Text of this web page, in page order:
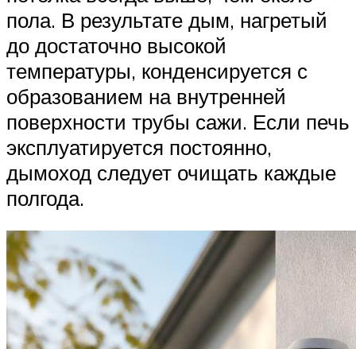
пола. В результате дым, нагретый
до достаточно высокой
температуры, конденсируется с
образованием на внутренней
поверхности трубы сажи. Если печь
эксплуатируется постоянно,
дымоход следует очищать каждые
полгода.